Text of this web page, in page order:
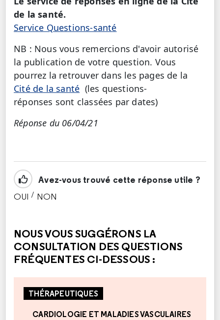
de la santé.
Service Questions-santé
NB : Nous vous remercions d'avoir autorisé
la publication de votre question. Vous
pourrez la retrouver dans les pages de la
Cité de la santé (les questions-
réponses sont classées par dates)
Réponse du 06/04/21
Avez-vous trouvé cette réponse utile ?
OUI / NON
NOUS VOUS SUGGÉRONS LA
CONSULTATION DES QUESTIONS
FRÉQUENTES CI-DESSOUS :
THÉRAPEUTIQUES
CARDIOLOGIE ET MALADIES VASCULAIRES